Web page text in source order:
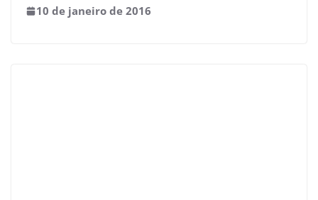
10 de janeiro de 2016